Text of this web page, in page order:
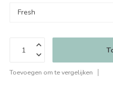
Toevoegen om te vergelijken